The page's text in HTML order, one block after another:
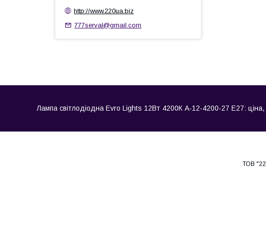
http://www.220ua.biz
777serval@gmail.com
Лампа світлодіодна Evro Lights 12Вт 4200К A-12-4200-27 Е27: ціна,